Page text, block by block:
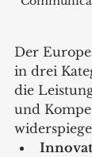
Der
in drei
die
und